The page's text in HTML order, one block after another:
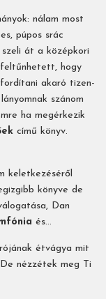
nálam most
púpos srác
át a középkori
hogy
akaró tizen-
szánom
ha megérkezik
című könyv.
keletkezéséről
könyve de
Dan
és...
étvágya mit
nézzétek meg Ti